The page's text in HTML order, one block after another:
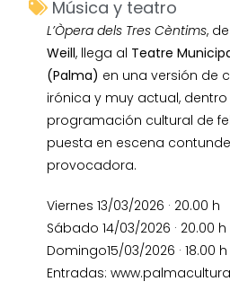
Música y teatro
L’Òpera dels Tres Cèntims,
Weill, llega al Teatre
(Palma) en una versión de
irónica y muy actual,
programación cultural de
puesta en escena
provocadora.
Viernes 13/03/2026 · 20.00 h
Sábado 14/03/2026 · 20.00 h
Domingo15/03/2026 · 18.00 h
Entradas: